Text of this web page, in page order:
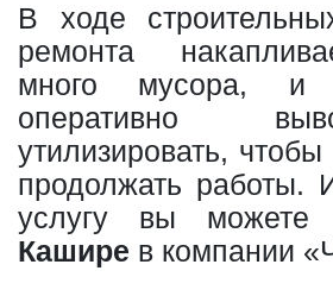
В ходе
ремонта
много мусора, и
оперативно
утилизировать,
продолжать работы.
услугу вы можете
Кашире в компании